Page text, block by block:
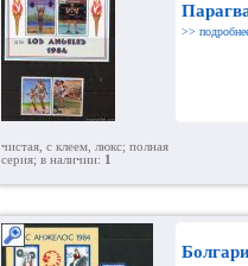
>>
чистая, с клеем, люкс; полная
серия; в наличии: 1